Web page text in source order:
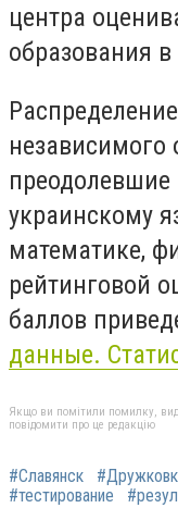
центра
образования в
независимого
преодолевшие
украинскому
математике,
рейтинговой
баллов
данные.
Якщо ви помітили помилку,
повідомити про це редакцію
#Славянск
#тестирование